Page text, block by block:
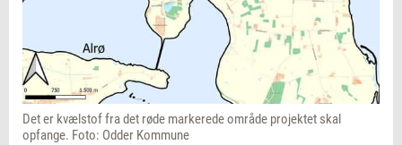
Det er kvælstof fra det røde markerede område projektet skal
opfange. Foto: Odder Kommune